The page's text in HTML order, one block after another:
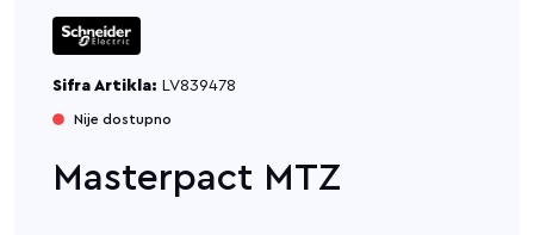
Sifra Artikla: LV839478
Nije dostupno
Masterpact MTZ